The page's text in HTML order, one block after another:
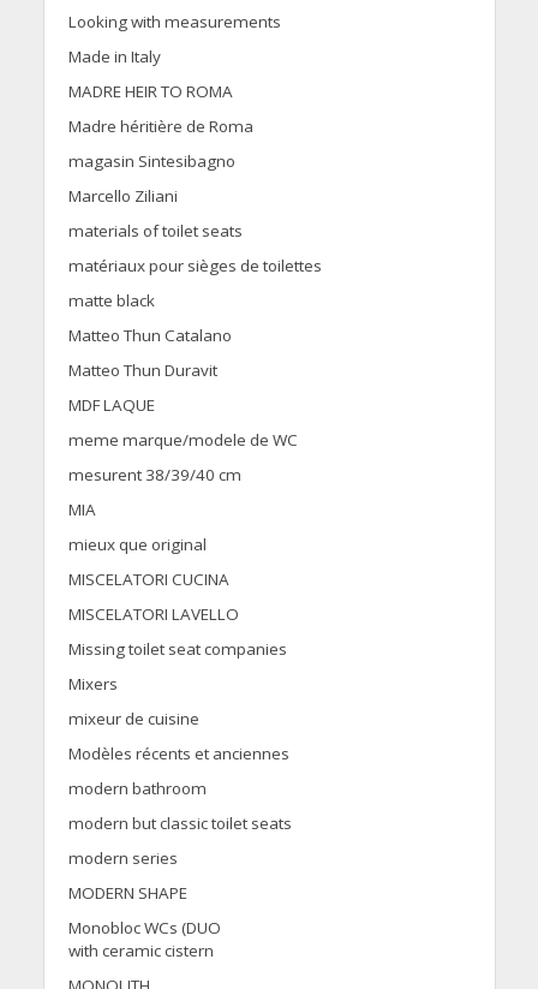
Looking with measurements
Made in Italy
MADRE HEIR TO ROMA
Madre héritière de Roma
magasin Sintesibagno
Marcello Ziliani
materials of toilet seats
matériaux pour sièges de toilettes
matte black
Matteo Thun Catalano
Matteo Thun Duravit
MDF LAQUE
meme marque/modele de WC
mesurent 38/39/40 cm
MIA
mieux que original
MISCELATORI CUCINA
MISCELATORI LAVELLO
Missing toilet seat companies
Mixers
mixeur de cuisine
Modèles récents et anciennes
modern bathroom
modern but classic toilet seats
modern series
MODERN SHAPE
Monobloc WCs (DUO
with ceramic cistern